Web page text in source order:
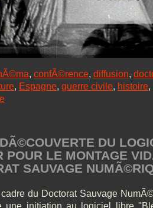
, confÃ©rence, diffusion,
, Espagne, guerre civile, histoire,
DU
POUR LE MONTAGE
SAUVAGE
du Doctorat Sauvage
une initiation au logiciel libre